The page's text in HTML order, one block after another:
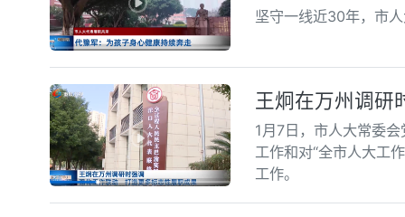
坚守一线近30年，市
王炯在万州调研
1月7日，市人大常委
工作和对“全市人大工
工作。